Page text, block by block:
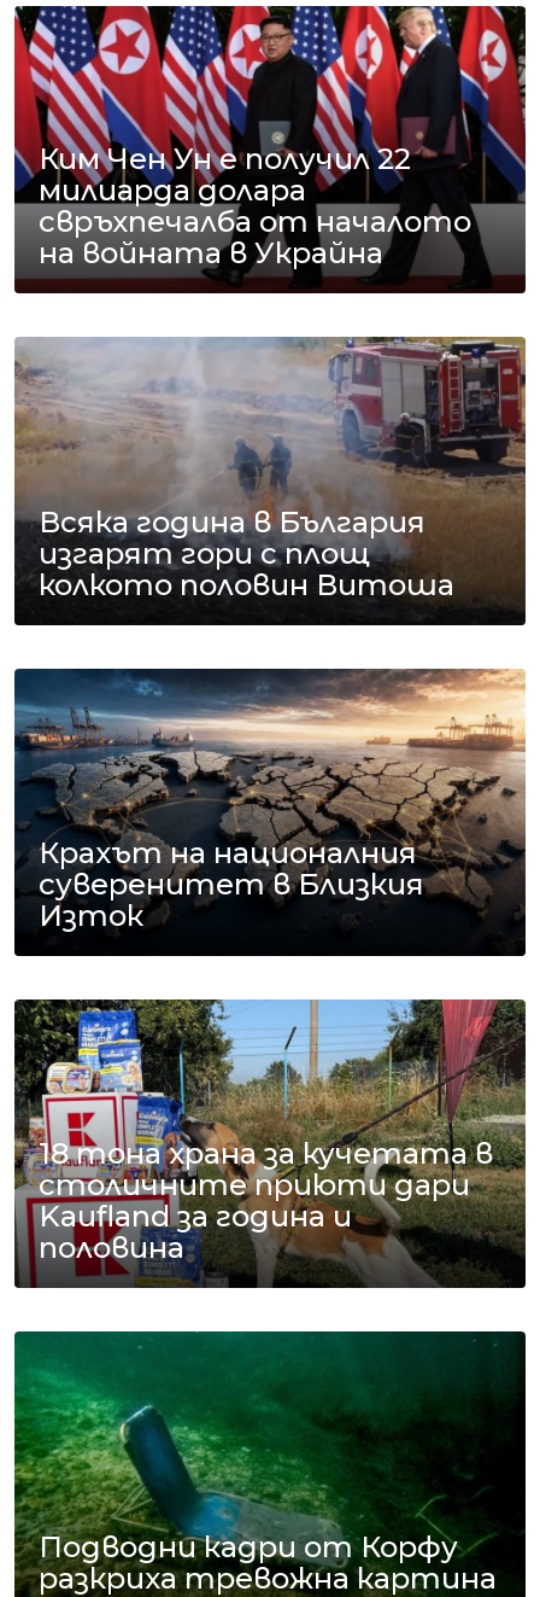
Ким Чен Ун е получил 22
милиарда долара
свръхпечалба от началото
на войната в Украйна
Всяка година в България
изгарят гори с площ
колкото половин Витоша
Крахът на националния
суверенитет в Близкия
Изток
18 тона храна за кучетата в
столичните приюти дари
Kaufland за година и
половина
Подводни кадри от Корфу
разкриха тревожна картина